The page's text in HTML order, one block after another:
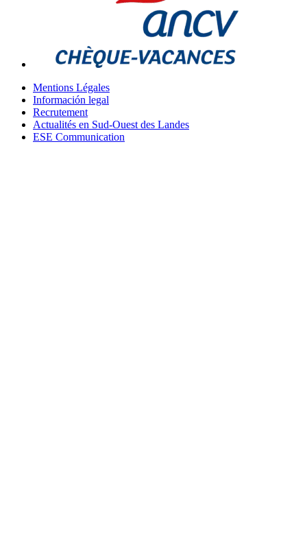
Mentions Légales
Información legal
Recrutement
Actualités en Sud-Ouest des Landes
ESE Communication